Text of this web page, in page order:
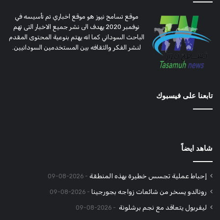
موقع تسامح نيوز هو موقع اخباري تم تأسيسه في
نوفمبر 2020 يهدف الى نشر جميع الاخبار التى تهم
الباحث السوداني كما انه يهتم بنوعية المحتوى المقدم
لنشر الفكر والثقافه بين المستخدمين السودانيين.
تابعنا على فيسبوك
شاهد ايضاً
إحباط عملية تجسس خطيرة بهذه المنطقة 2026-08-09
رونالدو يسخر من شائعات زواجه بجورجينا 2026-08-09
ليفربول يتعاقد مع نجم برشلونة 2026-08-09